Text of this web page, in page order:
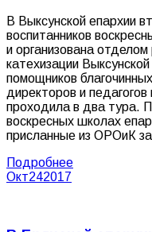
В Выксунской епархии
воспитанников
и организована отделом
катехизации
помощников
директоров и
проходила в два тура.
воскресных школах
присланные из ОРОиК
Подробнее
Окт242017